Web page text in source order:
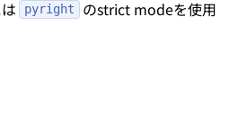
pyright
のstrict modeを使用